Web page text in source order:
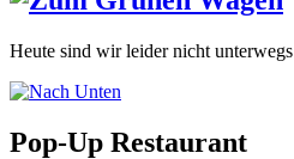
Heute sind wir leider nicht unterwegs
Pop-Up Restaurant